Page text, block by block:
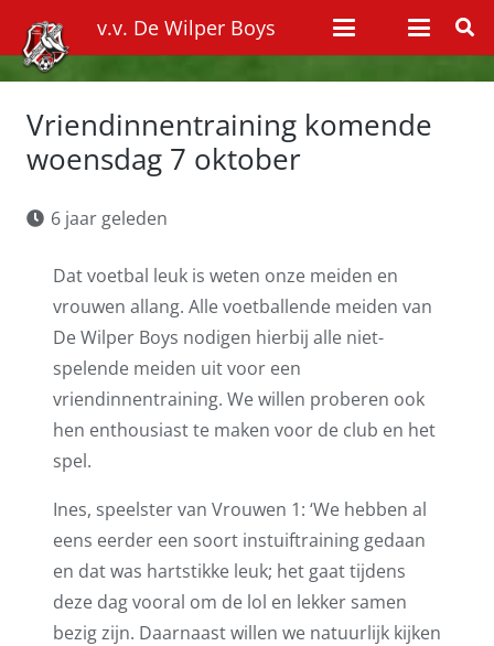
v.v. De Wilper Boys
Vriendinnentraining komende
woensdag 7 oktober
6 jaar geleden
Dat voetbal leuk is weten onze meiden en
vrouwen allang. Alle voetballende meiden van
De Wilper Boys nodigen hierbij alle niet-
spelende meiden uit voor een
vriendinnentraining. We willen proberen ook
hen enthousiast te maken voor de club en het
spel.
Ines, speelster van Vrouwen 1: ‘We hebben al
eens eerder een soort instuiftraining gedaan
en dat was hartstikke leuk; het gaat tijdens
deze dag vooral om de lol en lekker samen
bezig zijn. Daarnaast willen we natuurlijk kijken